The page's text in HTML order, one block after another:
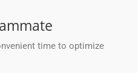
time to optimize